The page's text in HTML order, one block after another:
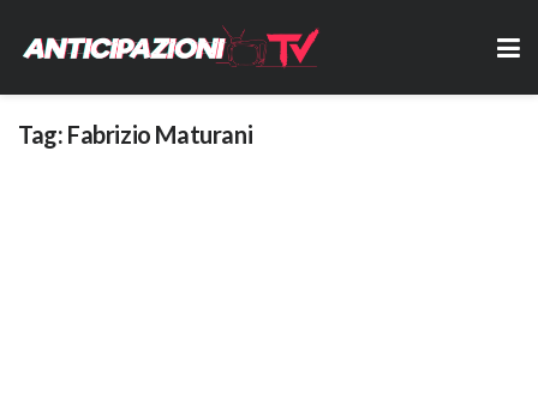
Tag: Fabrizio Maturani